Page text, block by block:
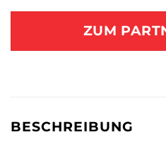
ZUM
BESCHREIBUNG